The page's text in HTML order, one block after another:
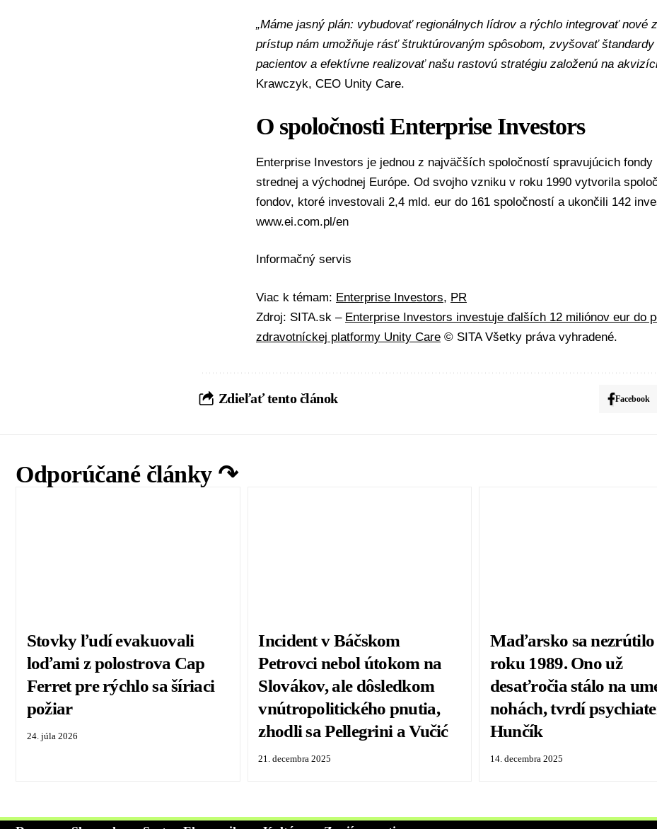
„Máme jasný plán: vybudovať regionálnych lídrov a rýchlo integrovať nové
prístup nám umožňuje rásť štruktúrovaným spôsobom, zvyšovať
pacientov a efektívne realizovať našu rastovú stratégiu založenú na
Krawczyk, CEO Unity Care.
O spoločnostiEnterprise Investors
Enterprise Investors je jednou z najväčších spoločností spravujúcich
strednej a východnej Európe. Od svojho vzniku v roku 1990 vytvorila
fondov, ktoré investovali 2,4 mld. eur do 161 spoločností a ukončili 142
www.ei.com.pl/en
Informačný servis
Viac k témam: Enterprise Investors, PR
Zdroj: SITA.sk – Enterprise Investors investuje ďalších 12 miliónov eur do
zdravotníckej platformy Unity Care © SITA Všetky práva vyhradené.
Zdieľať tento článok Facebook
Odporúčané články ↷
Stovky ľudí evakuovali
loďami z polostrova Cap
Ferret pre rýchlo sa šíriaci
požiar
24. júla 2026
Incident v Báčskom
Petrovci nebol útokom na
Slovákov, ale dôsledkom
vnútropolitického pnutia,
zhodli sa Pellegrini a Vučić
21. decembra 2025
Maďarsko sa nezrútilo
roku 1989. Ono už
desaťročia stálo na
nohách, tvrdí
Hunčík
14. decembra 2025